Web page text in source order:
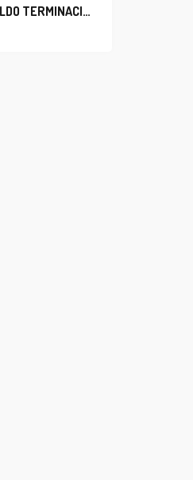
APRUEBA CABILDO TERMINACIÓN ANTICIPADA DEL CONTRATO PARA EL PROYECTO DE MODERNIZACIÓN DEL SISTEMA DE ALUMBRADO